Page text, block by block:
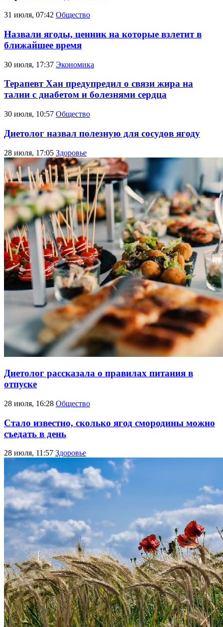
31 июля, 07:42 Общество
Назвали ягоды, ценник на которые взлетит в
ближайшее время
30 июля, 17:37 Экономика
Терапевт Хан предупредил о связи жира на
талии с диабетом и болезнями сердца
30 июля, 10:57 Общество
Диетолог назвал полезную для сосудов ягоду
28 июля, 17:05 Здоровье
Диетолог рассказала о правилах питания в
отпуске
28 июля, 16:28 Общество
Стало известно, сколько ягод смородины можно
съедать в день
28 июля, 11:57 Здоровье